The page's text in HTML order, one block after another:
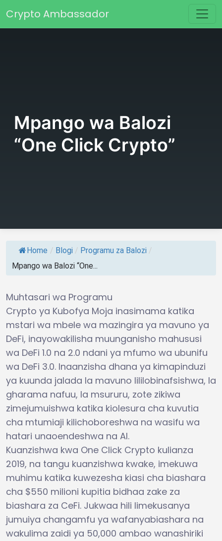
Main Navigation
Crypto Ambassador
Mpango wa Balozi
“One Click Crypto”
Home / Blogi / Programu za Balozi /
Mpango wa Balozi “One...
Muhtasari wa Programu
Crypto ya Kubofya Moja inasimama katika
mstari wa mbele wa mazingira ya mavuno ya
DeFi, inayowakilisha muunganisho mahususi
wa DeFi 1.0 na 2.0 ndani ya mfumo wa ubunifu
wa DeFi 3.0. Inaanzisha dhana ya kimapinduzi
ya kuunda jalada la mavuno lililobinafsishwa, la
gharama nafuu, la msururu, zote zikiwa
zimejumuishwa katika kiolesura cha kuvutia
cha mtumiaji kilichoboreshwa na wasifu wa
hatari unaoendeshwa na AI.
Kuanzishwa kwa One Click Crypto kulianza
2019, na tangu kuanzishwa kwake, imekuwa
muhimu katika kuwezesha kiasi cha biashara
cha $550 milioni kupitia bidhaa zake za
biashara za CeFi. Jukwaa hili limekusanya
jumuiya changamfu ya wafanyabiashara na
wakulima zaidi ya 50,000 ambao wanashiriki